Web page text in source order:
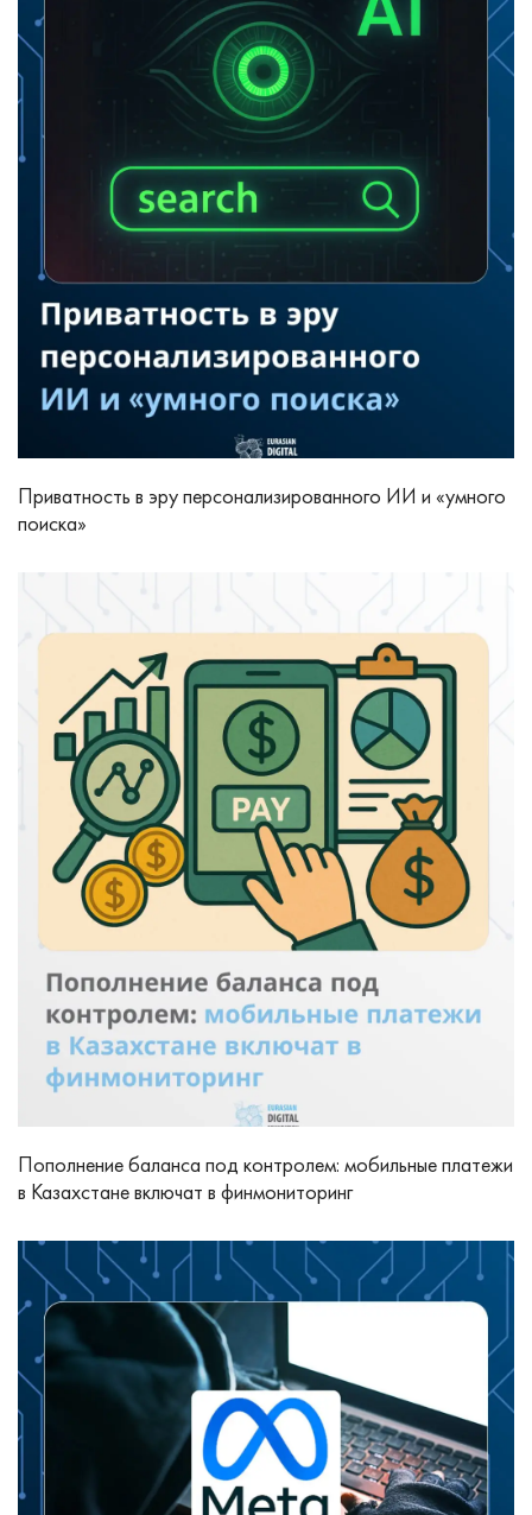
Приватность в эру персонализированного ИИ и «умного
поиска»
Пополнение баланса под контролем: мобильные платежи
в Казахстане включат в финмониторинг